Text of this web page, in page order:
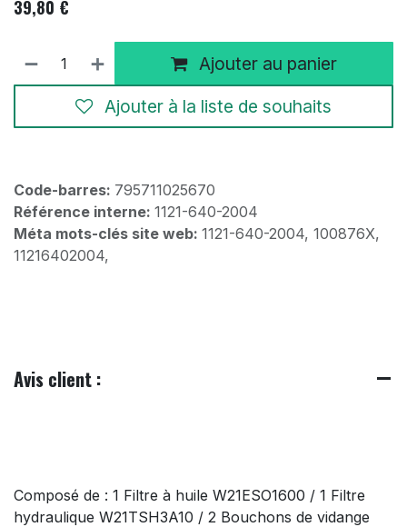
39,80 €
Ajouter au panier
Ajouter à la liste de souhaits
Code-barres: 795711025670
Référence interne: 1121-640-2004
Méta mots-clés site web: 1121-640-2004, 100876X,
11216402004,
Avis client :
Composé de : 1 Filtre à huile W21ESO1600 / 1 Filtre
hydraulique W21TSH3A10 / 2 Bouchons de vidange